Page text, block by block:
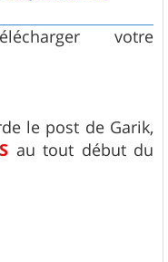
votre
le post de Garik,
S au tout début du